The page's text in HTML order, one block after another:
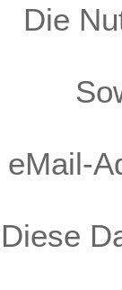
Die
eMail-
Diese